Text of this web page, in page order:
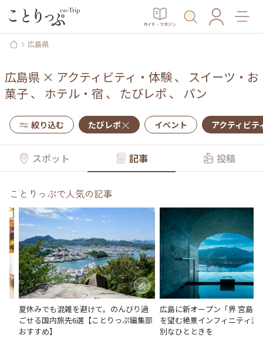
ガイド・マガジン
広島県
広島県 × アクティビティ・体験、 スイーツ・お
菓子、 ホテル・宿 、 たびレポ 、 パン
絞り込む たびレポ イベント アクティビテ
スポット 記事 投稿
ことりっぷで人気の記事
夏休みでも混雑を避けて。のんびり過
ごせる国内旅先6選【ことりっぷ編集部
おすすめ】
広島に新オープン「界 宮島
を望む絶景インフィニティ温
別なひとときを